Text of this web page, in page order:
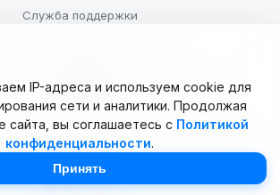
Служба поддержки
Условия использования
(ИП Долматова В.В.). Все права
IP-адреса и используем cookie для
сети и аналитики. Продолжая
сайта, вы соглашаетесь с Политикой
конфиденциальности.
Принять